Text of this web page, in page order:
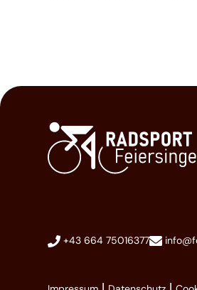
+43 664 75016377